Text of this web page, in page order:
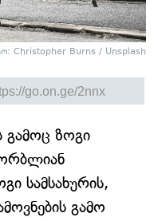
Christopher Burns / Unsplash
გამოც ზოგი
სამსახურის,
გამო